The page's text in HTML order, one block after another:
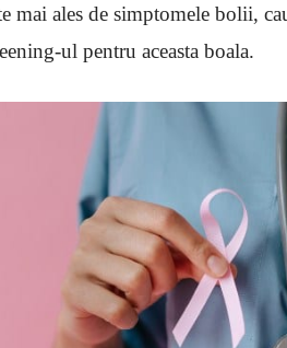
mai ales de simptomele bolii,
ul pentru aceasta boala.